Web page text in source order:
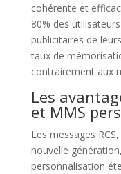
cohérente et
80% des
publicitaires de
taux de
contrairement aux
Les
et MMS
Les messages
nouvelle
personnalisation